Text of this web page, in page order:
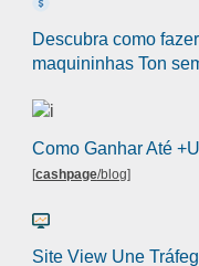
Descubra como
maquininhas Ton
Como Ganhar Até
[cashpage/blog]
Site View Une